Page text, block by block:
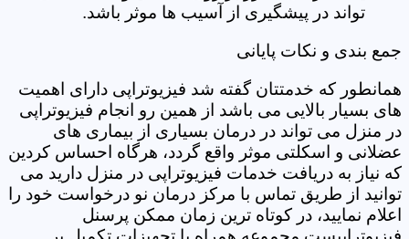
تواند در پیشگیری از آسیب ها موثر باشد.
جمع بندی و نکات پایانی
همانطور که خدمتتان گفته شد فیزیوتراپی دارای اهمیت
های بسیار بالایی می باشد از همین رو انجام فیزیوتراپی
در منزل می تواند در درمان بسیاری از بیماری های
عضلانی و اسکلتی موثر واقع گردد، هرگاه احساس کردین
که نیاز به دریافت خدمات فیزیوتراپی در منزل دارید می
توانید از طریق تماس با مرکز درمان نو درخواست خود را
اعلام نمایید، در کوتاه ترین زمان ممکن پرسنل